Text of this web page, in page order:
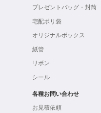
プレゼントバッグ・封筒
宅配ポリ袋
オリジナルボックス
紙管
リボン
シール
各種お問い合わせ
お見積依頼